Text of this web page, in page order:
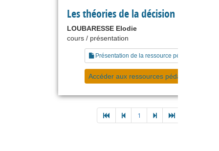
Les théories de la décision
LOUBARESSE Elodie
cours / présentation
Présentation de la ressource pédagogique
Accéder aux ressources pédagogiques
1